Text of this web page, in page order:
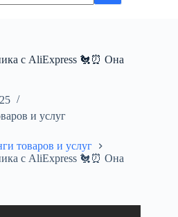
с AliExpress 🐔⏰ Она
и услуг
товаров и услуг
с AliExpress 🐔⏰ Она